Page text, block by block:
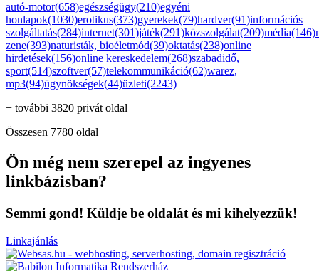
autó-motor(658)egészségügy(210)egyéni
honlapok(1030)erotikus(373)gyerekek(79)hardver(91)információs
szolgáltatás(284)internet(301)játék(291)közszolgálat(209)média(146)
zene(393)naturisták, bioéletmód(39)oktatás(238)online
hirdetések(156)online kereskedelem(268)szabadidő,
sport(514)szoftver(57)telekommunikáció(62)warez,
mp3(94)ügynökségek(44)üzleti(2243)
+ további 3820 privát oldal
Összesen 7780 oldal
Ön még nem szerepel az ingyenes
linkbázisban?
Semmi gond! Küldje be oldalát és mi kihelyezzük!
Linkajánlás